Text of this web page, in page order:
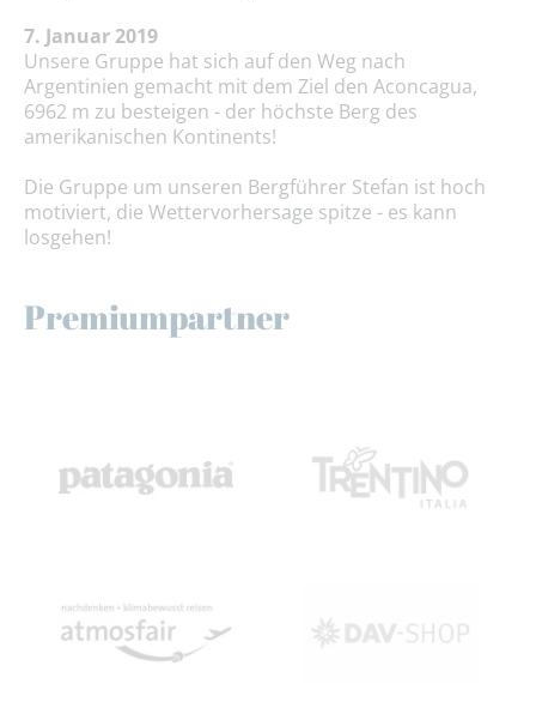
7. Januar 2019
Unsere Gruppe hat sich auf den Weg nach
Argentinien gemacht mit dem Ziel den Aconcagua,
6962 m zu besteigen - der höchste Berg des
amerikanischen Kontinents!
Die Gruppe um unseren Bergführer Stefan ist hoch
motiviert, die Wettervorhersage spitze - es kann
losgehen!
Premiumpartner